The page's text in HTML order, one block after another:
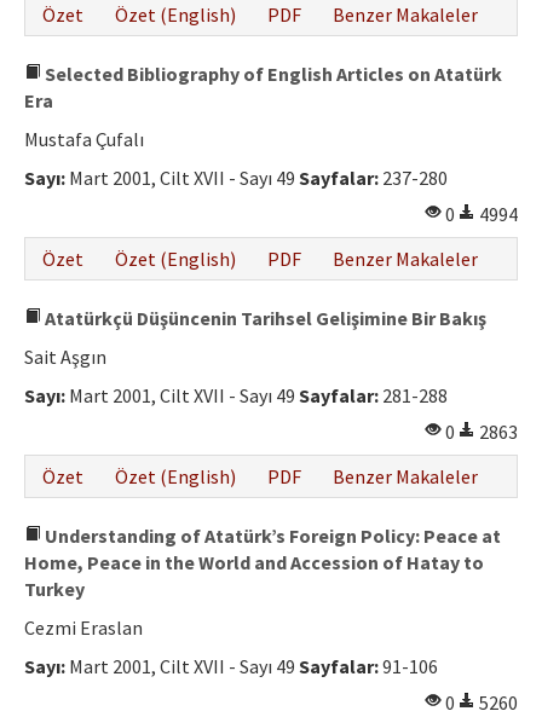
Özet
Özet (English) PDF Benzer Makaleler
Selected Bibliography of English Articles on Atatürk
Era
Mustafa Çufalı
Sayı: Mart 2001, Cilt XVII - Sayı 49 Sayfalar: 237-280
0
4994
Özet
Özet (English) PDF Benzer Makaleler
Atatürkçü Düşüncenin Tarihsel Gelişimine Bir Bakış
Sait Aşgın
Sayı: Mart 2001, Cilt XVII - Sayı 49 Sayfalar: 281-288
0
2863
Özet
Özet (English) PDF Benzer Makaleler
Understanding of Atatürk’s Foreign Policy: Peace at
Home, Peace in the World and Accession of Hatay to
Turkey
Cezmi Eraslan
Sayı: Mart 2001, Cilt XVII - Sayı 49 Sayfalar:91-106
0
5260